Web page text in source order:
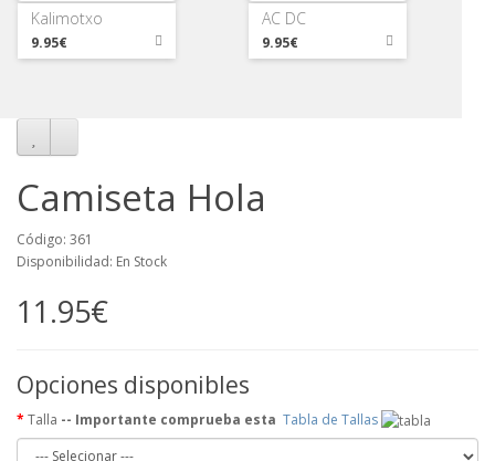
Kalimotxo
9.95€
AC DC
9.95€
Camiseta Hola
Código: 361
Disponibilidad: En Stock
11.95€
Opciones disponibles
Talla -- Importante comprueba esta Tabla de Tallas